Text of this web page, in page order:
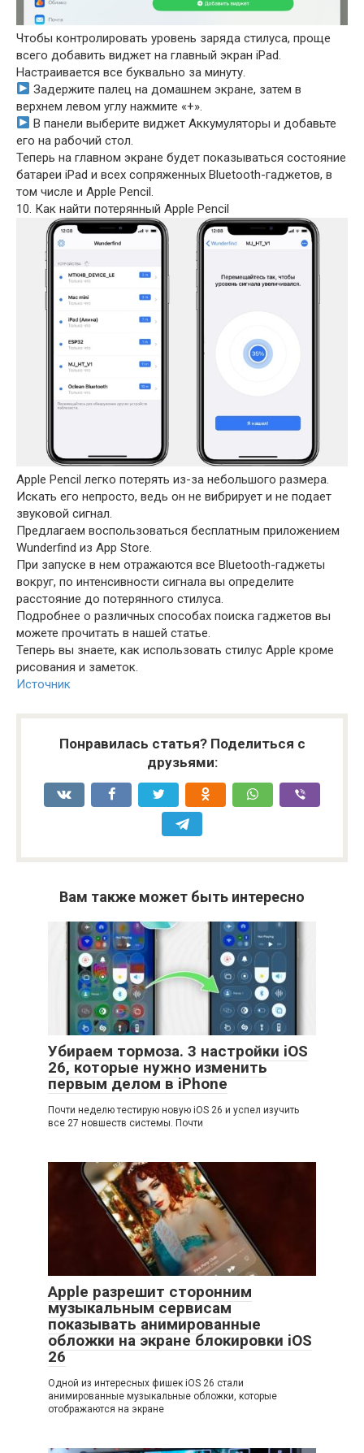
Чтобы контролировать уровень заряда стилуса, проще
всего добавить виджет на главный экран iPad.
Настраивается все буквально за минуту.
Задержите палец на домашнем экране, затем в
верхнем левом углу нажмите «+».
В панели выберите виджет Аккумуляторы и добавьте
его на рабочий стол.
Теперь на главном экране будет показываться состояние
батареи iPad и всех сопряженных Bluetooth-гаджетов, в
том числе и Apple Pencil.
10. Как найти потерянный Apple Pencil
Apple Pencil легко потерять из-за небольшого размера.
Искать его непросто, ведь он не вибрирует и не подает
звуковой сигнал.
Предлагаем воспользоваться бесплатным приложением
Wunderfind из App Store.
При запуске в нем отражаются все Bluetooth-гаджеты
вокруг, по интенсивности сигнала вы определите
расстояние до потерянного стилуса.
Подробнее о различных способах поиска гаджетов вы
можете прочитать в нашей статье.
Теперь вы знаете, как использовать стилус Apple кроме
рисования и заметок.
Источник
Понравилась статья? Поделиться с
друзьями:
Вам также может быть интересно
Убираем тормоза. 3 настройки iOS
26, которые нужно изменить
первым делом в iPhone
Почти неделю тестирую новую iOS 26 и успел изучить
все 27 новшеств системы. Почти
Apple разрешит сторонним
музыкальным сервисам
показывать анимированные
обложки на экране блокировки iOS
26
Одной из интересных фишек iOS 26 стали
анимированные музыкальные обложки, которые
отображаются на экране